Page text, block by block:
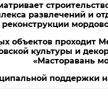
развлечений и
объектов проходит
культуры и
«Масторавань
поддержки